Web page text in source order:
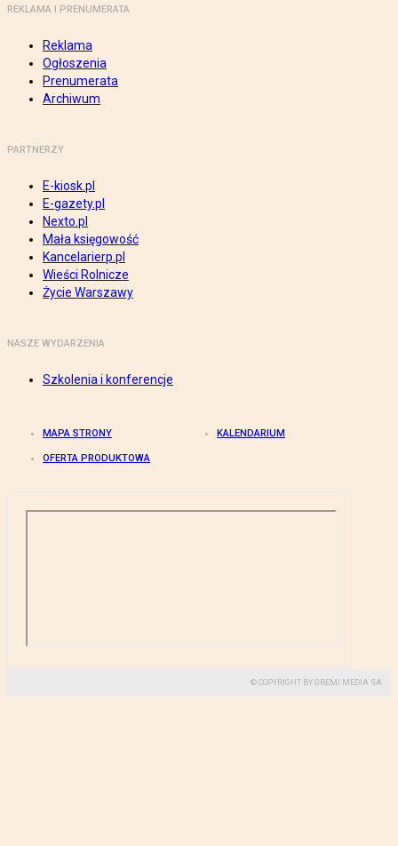
REKLAMA I PRENUMERATA
Reklama
Ogłoszenia
Prenumerata
Archiwum
PARTNERZY
E-kiosk.pl
E-gazety.pl
Nexto.pl
Mała księgowość
Kancelarierp.pl
Wieści Rolnicze
Życie Warszawy
NASZE WYDARZENIA
Szkolenia i konferencje
MAPA STRONY KALENDARIUM
OFERTA PRODUKTOWA
© COPYRIGHT BY GREMI MEDIA SA